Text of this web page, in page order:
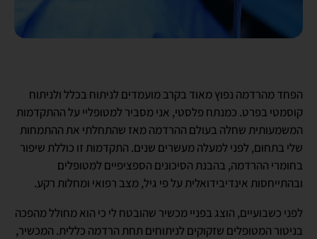
הפחד מהרדמה נפוץ מאוד בקרב מועמדים לניתוח בכלל ולניתוח
קוסמטי בפרט. כמנתח פלסטי, אני מסביר למטופליי על ההתקדמות
המשמעותית שחלה בעולם ההרדמה מאז שהתחלתי את ההתמחות
שלי בתחום, לפני למעלה מעשרים שנים. התקדמות זו כוללת שיפור
בחומרי ההרדמה, בהבנת הסיכונים הספציפיים למטופלים
ובהתייחסות אינדיבידואלית על פי גיל, מצב רפואי ומחלות רקע.
לפני כשבועיים, הוצג בפניי מכשיר שהובטח לי כי הוא מחולל מהפכה
בניטור המטופלים שזקוקים לניתוחים תחת הרדמה כללית. המכשיר,